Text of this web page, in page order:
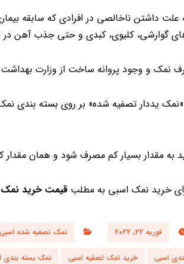
داشتن ناخالصی در افرادی که سابقه
های گوارشی، کلیوی، کبدی و حتی جذب آهن
نمک و وجود پروانه ساخت از وزارت
یددار تصفیه شده» بر روی بسته بندی
به مقدار بسیار کم مصرف شود و همان مقدار
خرید نمک اسبی به مطلب قیمت خرید نمک
فوریه 22, 2022 نمک تصفیه شده اسبی
اسبی خرید نمک تصفیه اسبی نمک بسته بندی